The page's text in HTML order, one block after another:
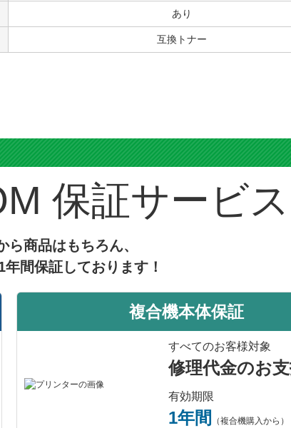
あり
互換トナー
保証サービス
ら商品はもちろん、
間保証しております！
複合機本体保証
すべてのお客様対象
修理代金のお
有効期限
1年間 （複合機購入から）